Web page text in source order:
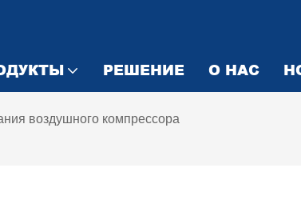
РЕШЕНИЕ О НАС
воздушного компрессора